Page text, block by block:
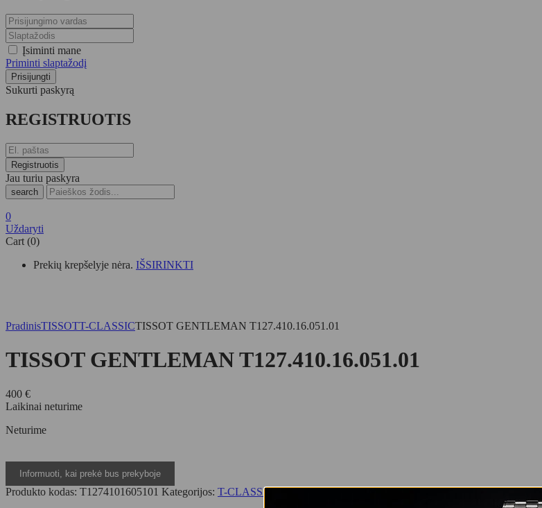
Įsiminti mane
Priminti slaptažodį
Sukurti paskyrą
REGISTRUOTIS
Jau turiu paskyra
search
0
Uždaryti
Cart (0)
Prekių krepšelyje nėra. IŠSIRINKTI
PradinisTISSOTT-CLASSICTISSOT GENTLEMAN T127.410.16.051.01
TISSOT GENTLEMAN T127.410.16.051.01
400 €
Laikinai neturime
Neturime
Produkto kodas: T1274101605101 Kategorijos: T-CLASSIC,TISSOT